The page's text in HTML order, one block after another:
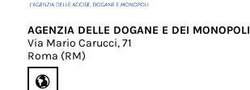
AGENZIA DELLE DOGANE E DEI MONOPOLI
Via Mario Carucci, 71
Roma (RM)